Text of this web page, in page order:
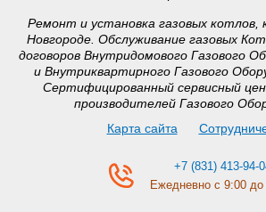
Ремонт и установка газовых котлов,
Новгороде. Обслуживание газовых
договоров Внутридомового Газового
и Внутриквартирного Газового
Сертифицированный сервисный
производителей Газового
Карта сайта
+7 (831) 413-94-
Ежедневно с 9:00 до